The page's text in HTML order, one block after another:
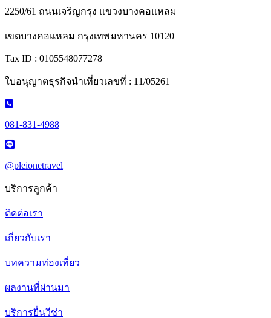
2250/61 ถนนเจริญกรุง แขวงบางคอแหลม
เขตบางคอแหลม กรุงเทพมหานคร 10120
Tax ID : 0105548077278
ใบอนุญาตธุรกิจนำเที่ยวเลขที่ : 11/05261
081-831-4988
@pleionetravel
บริการลูกค้า
ติดต่อเรา
เกี่ยวกับเรา
บทความท่องเที่ยว
ผลงานที่ผ่านมา
บริการยื่นวีซ่า